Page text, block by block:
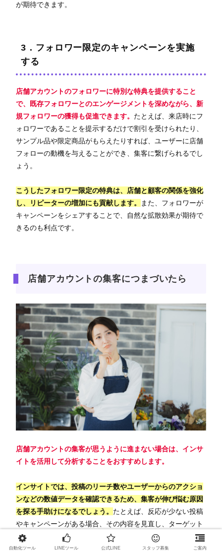
が期待できます。
3．フォロワー限定のキャンペーンを実施
する
店舗アカウントのフォロワーに特別な特典を提供すること
で、既存フォロワーとのエンゲージメントを深めながら、新
規フォロワーの獲得も促進できます。 たとえば、来店時にフ
ォロワーであることを提示するだけで割引を受けられたり、
サンプル品や限定商品がもらえたりすれば、ユーザーに店舗
フォローの動機を与えることができ、集客に繋げられるでし
ょう。
こうしたフォロワー限定の特典は、店舗と顧客の関係を強化
し、リピーターの増加にも貢献します。
また、フォロワーが
キャンペーンをシェアすることで、自然な拡散効果が期待で
きるのも利点です。
店舗アカウントの集客につまづいたら
店舗アカウントの集客が思うように進まない場合は、インサ
イトを活用して分析することをおすすめします。
インサイトでは、投稿のリーチ数やユーザーからのアクショ
ンなどの数値データを確認できるため、集客が伸び悩む原因
を探る手助けになるでしょう。 たとえば、反応が少ない投稿
やキャンペーンがある場合、その内容を見直し、ターゲット
に合った魅力的なコンテンツを提供することが大切です。 デ
ータを活用し、戦略を柔軟に調整して、集客の向上を図りま
自動化ツール LINEツール 公式LINE スタッフ募集 ご案内